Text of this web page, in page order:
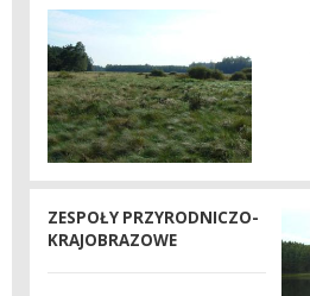
ZESPOŁY PRZYRODNICZO-
KRAJOBRAZOWE